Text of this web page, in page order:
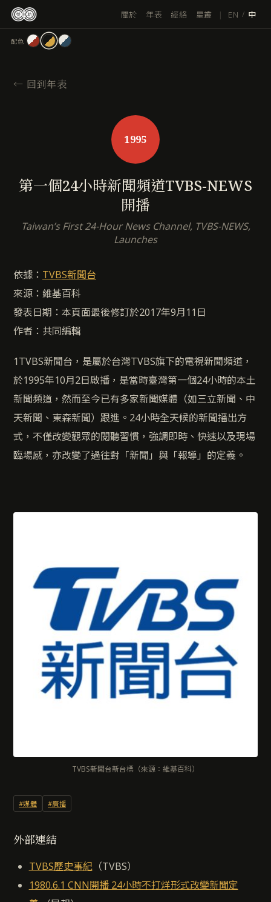
關於 年表 經絡 星叢 | EN / 中
配色
← 回到年表
1995
第一個24小時新聞頻道TVBS-NEWS
開播
Taiwan’s First 24-Hour News Channel, TVBS-NEWS,
Launches
依據： TVBS新聞台
來源：維基百科
發表日期：本頁面最後修訂於2017年9月11日
作者：共同編輯
1TVBS新聞台，是屬於台灣TVBS旗下的電視新聞頻道，
於1995年10月2日啟播，是當時臺灣第一個24小時的本土
新聞頻道，然而至今已有多家新聞媒體（如三立新聞、中
天新聞、東森新聞）跟進。24小時全天候的新聞播出方
式，不僅改變觀眾的閱聽習慣，強調即時、快速以及現場
臨場感，亦改變了過往對「新聞」與「報導」的定義。
TVBS新聞台新台標（來源：維基百科）
#媒體 #廣播
外部連結
TVBS歷史事紀（TVBS）
1980.6.1 CNN開播 24小時不打烊形式改變新聞定